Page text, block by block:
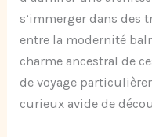
s’immerger dans des
entre la modernité
charme ancestral de
de voyage
curieux avide de